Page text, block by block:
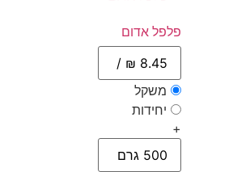
פלפל אדום
משקל
יחידות
+